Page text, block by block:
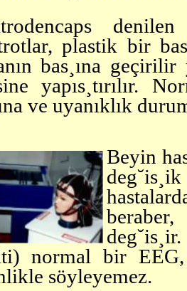
plastik bir
bas¸ına
yapıs¸tırılır.
ve uyanıklık
Beyin
normal bir EEG,
söyleyemez.